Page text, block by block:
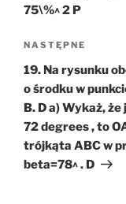
75\%^ 2 P
Następny
wpis
NASTĘPNE
19. Na rysunku
o środku w
B. D a) Wykaż,
72 degrees , to
trójkąta ABC w
beta=78^ . D